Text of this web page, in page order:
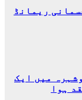
ریمانڈ
میں ایک
ہوا